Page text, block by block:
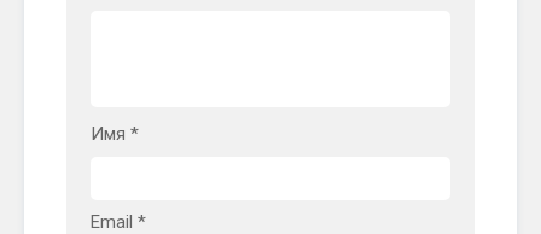
Имя *
Email *